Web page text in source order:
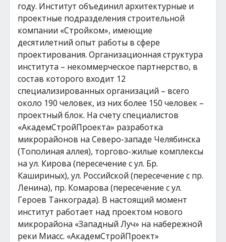
году. Институт объединил архитектурные и
проектные подразделения строительной
компании «Стройком», имеющие
десятилетний опыт работы в сфере
проектирования. Организационная структура
института – некоммерческое партнерство, в
состав которого входит 12
специализированных организаций – всего
около 190 человек, из них более 150 человек –
проектный блок. На счету специалистов
«АкадемСтройПроекта» разработка
микрорайонов на Северо-западе Челябинска
(Тополиная аллея), торгово-жилые комплексы
на ул. Кирова (пересечение с ул. Бр.
Кашириных), ул. Российской (пересечение с пр.
Ленина), пр. Комарова (пересечение с ул.
Героев Танкограда). В настоящий момент
институт работает над проектом нового
микрорайона «Западный Луч» на набережной
реки Миасс. «АкадемСтройПроект»